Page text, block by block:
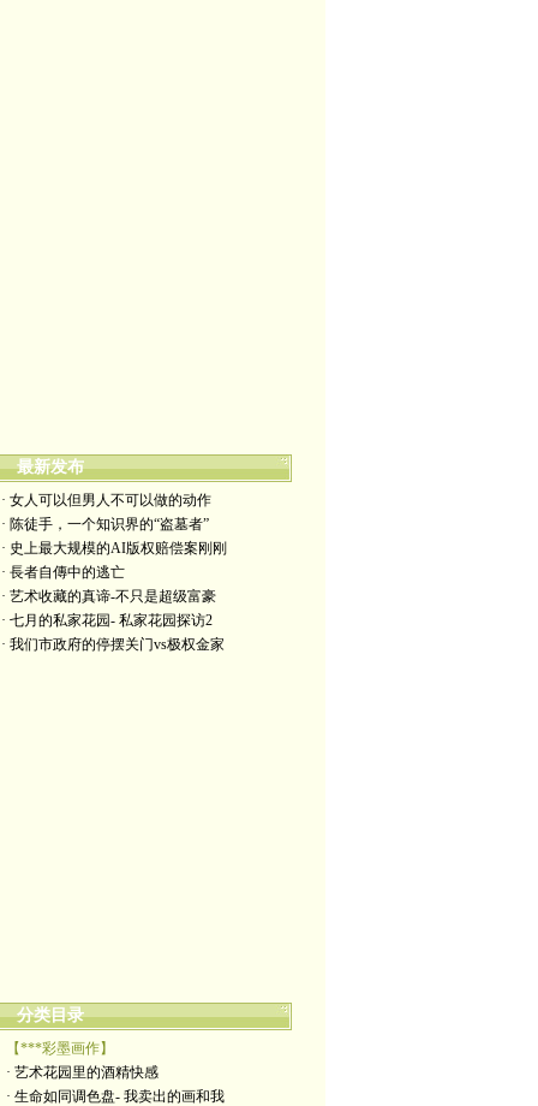
最新发布
· 女人可以但男人不可以做的动作
· 陈徒手，一个知识界的“盗墓者”
· 史上最大规模的AI版权赔偿案刚刚
· 長者自傳中的逃亡
· 艺术收藏的真谛-不只是超级富豪
· 七月的私家花园- 私家花园探访2
· 我们市政府的停摆关门vs极权金家
分类目录
【***彩墨画作】
· 艺术花园里的酒精快感
· 生命如同调色盘- 我卖出的画和我